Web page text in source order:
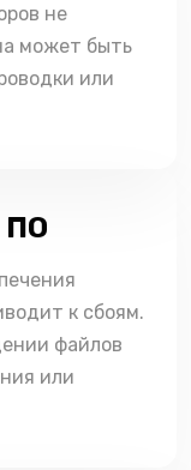
не
может быть
или
ПО
к сбоям.
файлов
или